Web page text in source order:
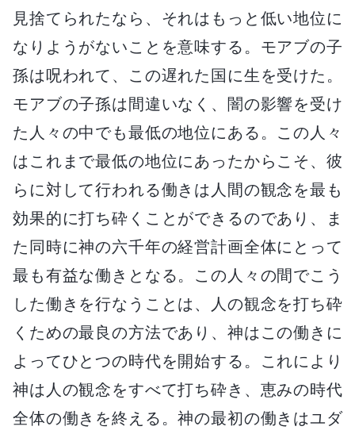
見捨てられたなら、それはもっと低い地位に
なりようがないことを意味する。モアブの子
孫は呪われて、この遅れた国に生を受けた。
モアブの子孫は間違いなく、闇の影響を受け
た人々の中でも最低の地位にある。この人々
はこれまで最低の地位にあったからこそ、彼
らに対して行われる働きは人間の観念を最も
効果的に打ち砕くことができるのであり、ま
た同時に神の六千年の経営計画全体にとって
最も有益な働きとなる。この人々の間でこう
した働きを行なうことは、人の観念を打ち砕
くための最良の方法であり、神はこの働きに
よってひとつの時代を開始する。これにより
神は人の観念をすべて打ち砕き、恵みの時代
全体の働きを終える。神の最初の働きはユダ